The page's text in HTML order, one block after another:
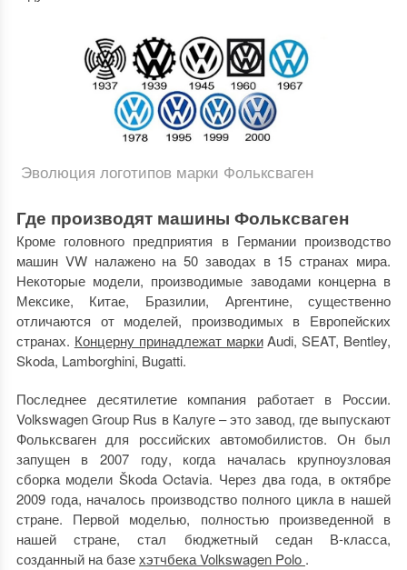
Эволюция логотипов марки Фольксваген
Где производят машины Фольксваген
Кроме головного предприятия в Германии производство
машин VW налажено на 50 заводах в 15 странах мира.
Некоторые модели, производимые заводами концерна в
Мексике, Китае, Бразилии, Аргентине, существенно
отличаются от моделей, производимых в Европейских
странах. Концерну принадлежат маркиAudi, SEAT, Bentley,
Skoda, Lamborghini, Bugatti.
Последнее десятилетие компания работает в России.
Volkswagen Group Rus в Калуге – это завод, где выпускают
Фольксваген для российских автомобилистов. Он был
запущен в 2007 году, когда началась крупноузловая
сборка модели Škoda Octavia. Через два года, в октябре
2009 года, началось производство полного цикла в нашей
стране. Первой моделью, полностью произведенной в
нашей стране, стал бюджетный седан В-класса,
созданный на базехэтчбека Volkswagen Polo .